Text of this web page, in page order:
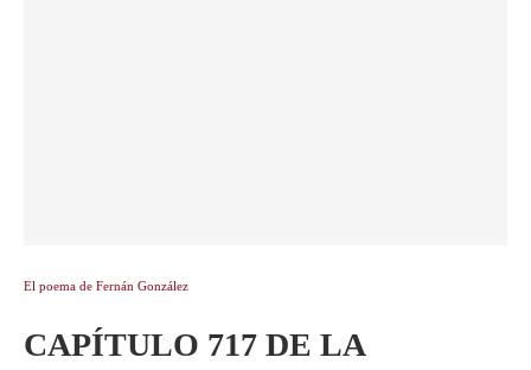
El poema de Fernán González
CAPÍTULO 717 DE LA